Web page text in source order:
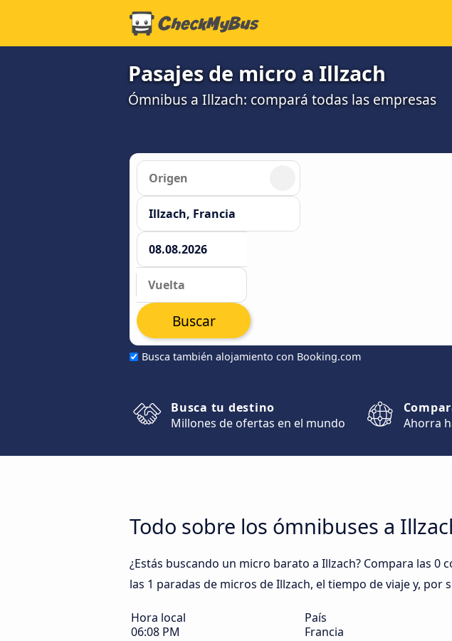
Pasajes de micro a Illzach
Ómnibus a Illzach: compará todas las empresas
Busca también alojamiento con Booking.com
Buscar
Busca tu destino
Millones de ofertas en el mundo
Ahorra
Todo sobre los ómnibuses a
¿Estás buscando un micro barato a Illzach? Compara las
las 1 paradas de micros de Illzach, el tiempo de viaje y,
Hora local
06:08 PM
País
Francia